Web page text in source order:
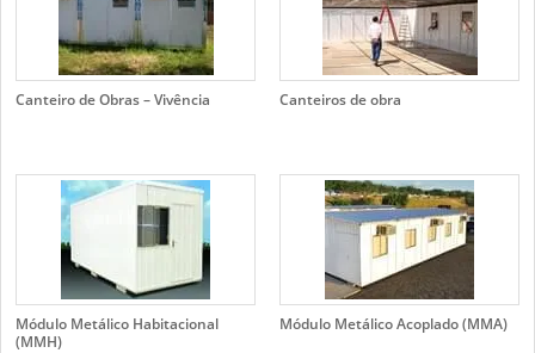
Canteiro de Obras – Vivência Canteiros de obra
Módulo Metálico Habitacional
(MMH)
Módulo Metálico Acoplado (MMA)